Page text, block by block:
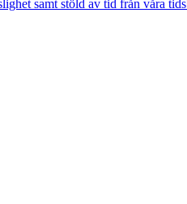
samt stöld av tid från våra